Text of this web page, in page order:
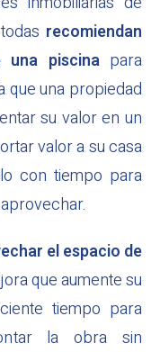
recomiendan
piscinapara
que una propiedad
su valor en un
valor a su casa
con tiempo para
el espacio de
que aumente su
tiempo para
la obra sin